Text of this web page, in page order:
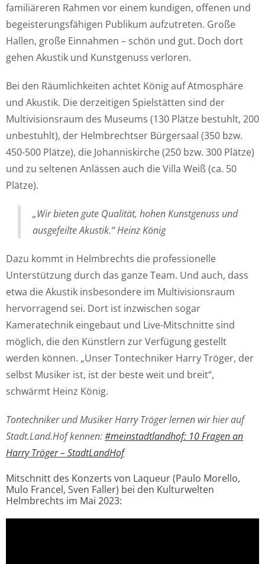
familiäreren Rahmen vor einem kundigen, offenen und
begeisterungsfähigen Publikum aufzutreten. Große
Hallen, große Einnahmen – schön und gut. Doch dort
gehen Akustik und Kunstgenuss verloren.
Bei den Räumlichkeiten achtet König auf Atmosphäre
und Akustik. Die derzeitigen Spielstätten sind der
Multivisionsraum des Museums (130 Plätze bestuhlt, 200
unbestuhlt), der Helmbrechtser Bürgersaal (350 bzw.
450-500 Plätze), die Johanniskirche (250 bzw. 300 Plätze)
und zu seltenen Anlässen auch die Villa Weiß (ca. 50
Plätze).
„Wir bieten gute Qualität, hohen Kunstgenuss und
ausgefeilte Akustik.“ Heinz König
Dazu kommt in Helmbrechts die professionelle
Unterstützung durch das ganze Team. Und auch, dass
etwa die Akustik insbesondere im Multivisionsraum
hervorragend sei. Dort ist inzwischen sogar
Kameratechnik eingebaut und Live-Mitschnitte sind
möglich, die den Künstlern zur Verfügung gestellt
werden können. „Unser Tontechniker Harry Tröger, der
selbst Musiker ist, ist der beste weit und breit“,
schwärmt Heinz König.
Tontechniker und Musiker Harry Tröger lernen wir hier auf
Stadt.Land.Hof kennen:#meinstadtlandhof: 10 Fragen an
Harry Tröger – StadtLandHof
Mitschnitt des Konzerts von Laqueur (Paulo Morello,
Mulo Francel, Sven Faller) bei den Kulturwelten
Helmbrechts im Mai 2023: